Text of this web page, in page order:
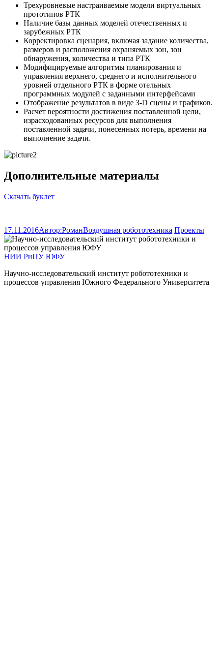
Трехуровневые настраиваемые модели виртуальных
прототипов РТК
Наличие базы данных моделей отечественных и
зарубежных РТК
Корректировка сценария, включая задание количества,
размеров и расположения охраняемых зон, зон
обнаружения, количества и типа РТК
Модифицируемые алгоритмы планирования и
управления верхнего, среднего и исполнительного
уровней отдельного РТК в форме отельных
программных модулей с заданными интерфейсами
Отображение результатов в виде 3-D сцены и графиков.
Расчет вероятности достижения поставленной цели,
израсходованных ресурсов для выполнения
поставленной задачи, понесенных потерь, времени на
выполнение задачи.
Дополнительные материалы
Скачать буклет
17.11.2016Автор:РоманВоздушная робототехника Проекты
НИИ РиПУ ЮФУ
Научно-исследовательский институт робототехники и
процессов управления Южного Федерального Университета